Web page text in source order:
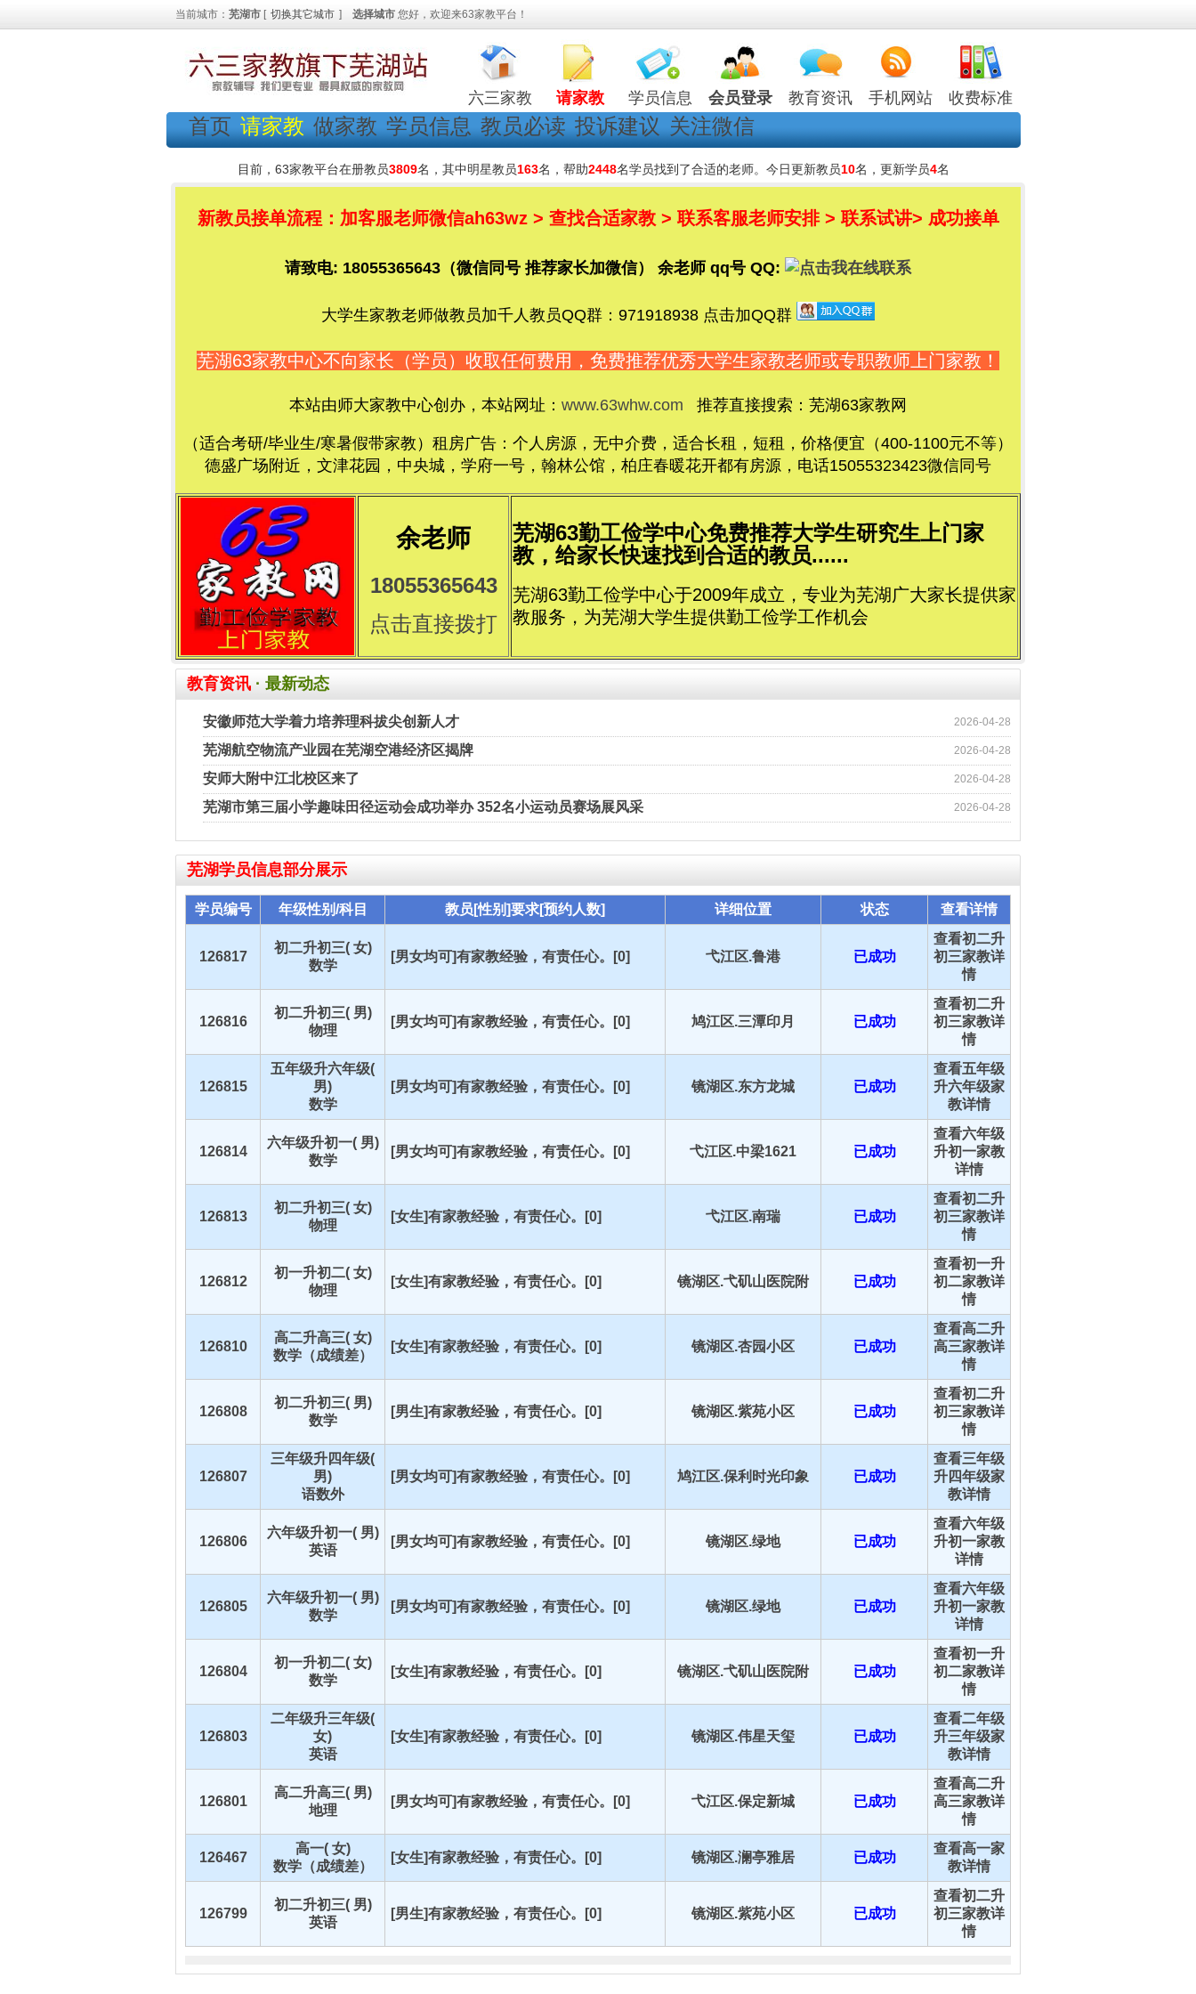
当前城市： 芜湖市 [ 切换其它城市 ] 选择城市 您好，欢迎来63家教平台！
六三家教 请家教 学员信息 会员登录 教育资讯 手机网站 收费标准
首页 请家教 做家教 学员信息 教员必读 投诉建议 关注微信
目前，63家教平台在册教员3809名，其中明星教员163名，帮助2448名学员找到了合适的老师。今日更新教员10名，更新学员4名
新教员接单流程：加客服老师微信ah63wz > 查找合适家教 > 联系客服老师安排 > 联系试讲> 成功接单
请致电: 18055365643（微信同号 推荐家长加微信） 余老师 qq号 QQ:
大学生家教老师做教员加千人教员QQ群：971918938 点击加QQ群
芜湖63家教中心不向家长（学员）收取任何费用，免费推荐优秀大学生家教老师或专职教师上门家教！
本站由师大家教中心创办，本站网址： www.63whw.com 推荐直接搜索：芜湖63家教网
（适合考研/毕业生/寒暑假带家教）租房广告：个人房源，无中介费，适合长租，短租，价格便宜（400-1100元不等）
德盛广场附近，文津花园，中央城，学府一号，翰林公馆，柏庄春暖花开都有房源，电话15055323423微信同号
余老师
18055365643
点击直接拨打
芜湖63勤工俭学中心免费推荐大学生研究生上门家
教，给家长快速找到合适的教员......
芜湖63勤工俭学中心于2009年成立，专业为芜湖广大家长提供家
教服务，为芜湖大学生提供勤工俭学工作机会
教育资讯 · 最新动态
安徽师范大学着力培养理科拔尖创新人才 2026-04-28
芜湖航空物流产业园在芜湖空港经济区揭牌 2026-04-28
安师大附中江北校区来了 2026-04-28
芜湖市第三届小学趣味田径运动会成功举办 352名小运动员赛场展风采 2026-04-28
芜湖学员信息部分展示
学员编号 年级性别/科目 教员[性别]要求[预约人数] 详细位置 状态 查看详情
126817
初二升初三( 女)
数学
[男女均可]有家教经验，有责任心。[0] 弋江区.鲁港 已成功
查看初二升
初三家教详
情
126816
初二升初三( 男)
物理
[男女均可]有家教经验，有责任心。[0] 鸠江区.三潭印月 已成功
查看初二升
初三家教详
情
126815
五年级升六年级(
男)
数学
[男女均可]有家教经验，有责任心。[0] 镜湖区.东方龙城 已成功
查看五年级
升六年级家
教详情
126814
六年级升初一( 男)
数学
[男女均可]有家教经验，有责任心。[0] 弋江区.中梁1621 已成功
查看六年级
升初一家教
详情
126813
初二升初三( 女)
物理
[女生]有家教经验，有责任心。[0] 弋江区.南瑞 已成功
查看初二升
初三家教详
情
126812
初一升初二( 女)
物理
[女生]有家教经验，有责任心。[0] 镜湖区.弋矶山医院附 已成功
查看初一升
初二家教详
情
126810
高二升高三( 女)
数学（成绩差）
[女生]有家教经验，有责任心。[0] 镜湖区.杏园小区 已成功
查看高二升
高三家教详
情
126808
初二升初三( 男)
数学
[男生]有家教经验，有责任心。[0] 镜湖区.紫苑小区 已成功
查看初二升
初三家教详
情
126807
三年级升四年级(
男)
语数外
[男女均可]有家教经验，有责任心。[0] 鸠江区.保利时光印象 已成功
查看三年级
升四年级家
教详情
126806
六年级升初一( 男)
英语
[男女均可]有家教经验，有责任心。[0] 镜湖区.绿地 已成功
查看六年级
升初一家教
详情
126805
六年级升初一( 男)
数学
[男女均可]有家教经验，有责任心。[0] 镜湖区.绿地 已成功
查看六年级
升初一家教
详情
126804
初一升初二( 女)
数学
[女生]有家教经验，有责任心。[0] 镜湖区.弋矶山医院附 已成功
查看初一升
初二家教详
情
126803
二年级升三年级(
女)
英语
[女生]有家教经验，有责任心。[0] 镜湖区.伟星天玺 已成功
查看二年级
升三年级家
教详情
126801
高二升高三( 男)
地理
[男女均可]有家教经验，有责任心。[0] 弋江区.保定新城 已成功
查看高二升
高三家教详
情
126467
高一( 女)
数学（成绩差）
[女生]有家教经验，有责任心。[0] 镜湖区.澜亭雅居 已成功
查看高一家
教详情
126799
初二升初三( 男)
英语
[男生]有家教经验，有责任心。[0] 镜湖区.紫苑小区 已成功
查看初二升
初三家教详
情